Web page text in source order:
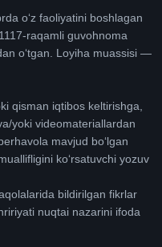
oʻz faoliyatini boshlagan
raqamli guvohnoma
oʻtgan. Loyiha muassisi —
qisman iqtibos keltirishga,
yoki videomateriallardan
mavjud boʻlgan
koʻrsatuvchi yozuv
bildirilgan fikrlar
nuqtai nazarini ifoda